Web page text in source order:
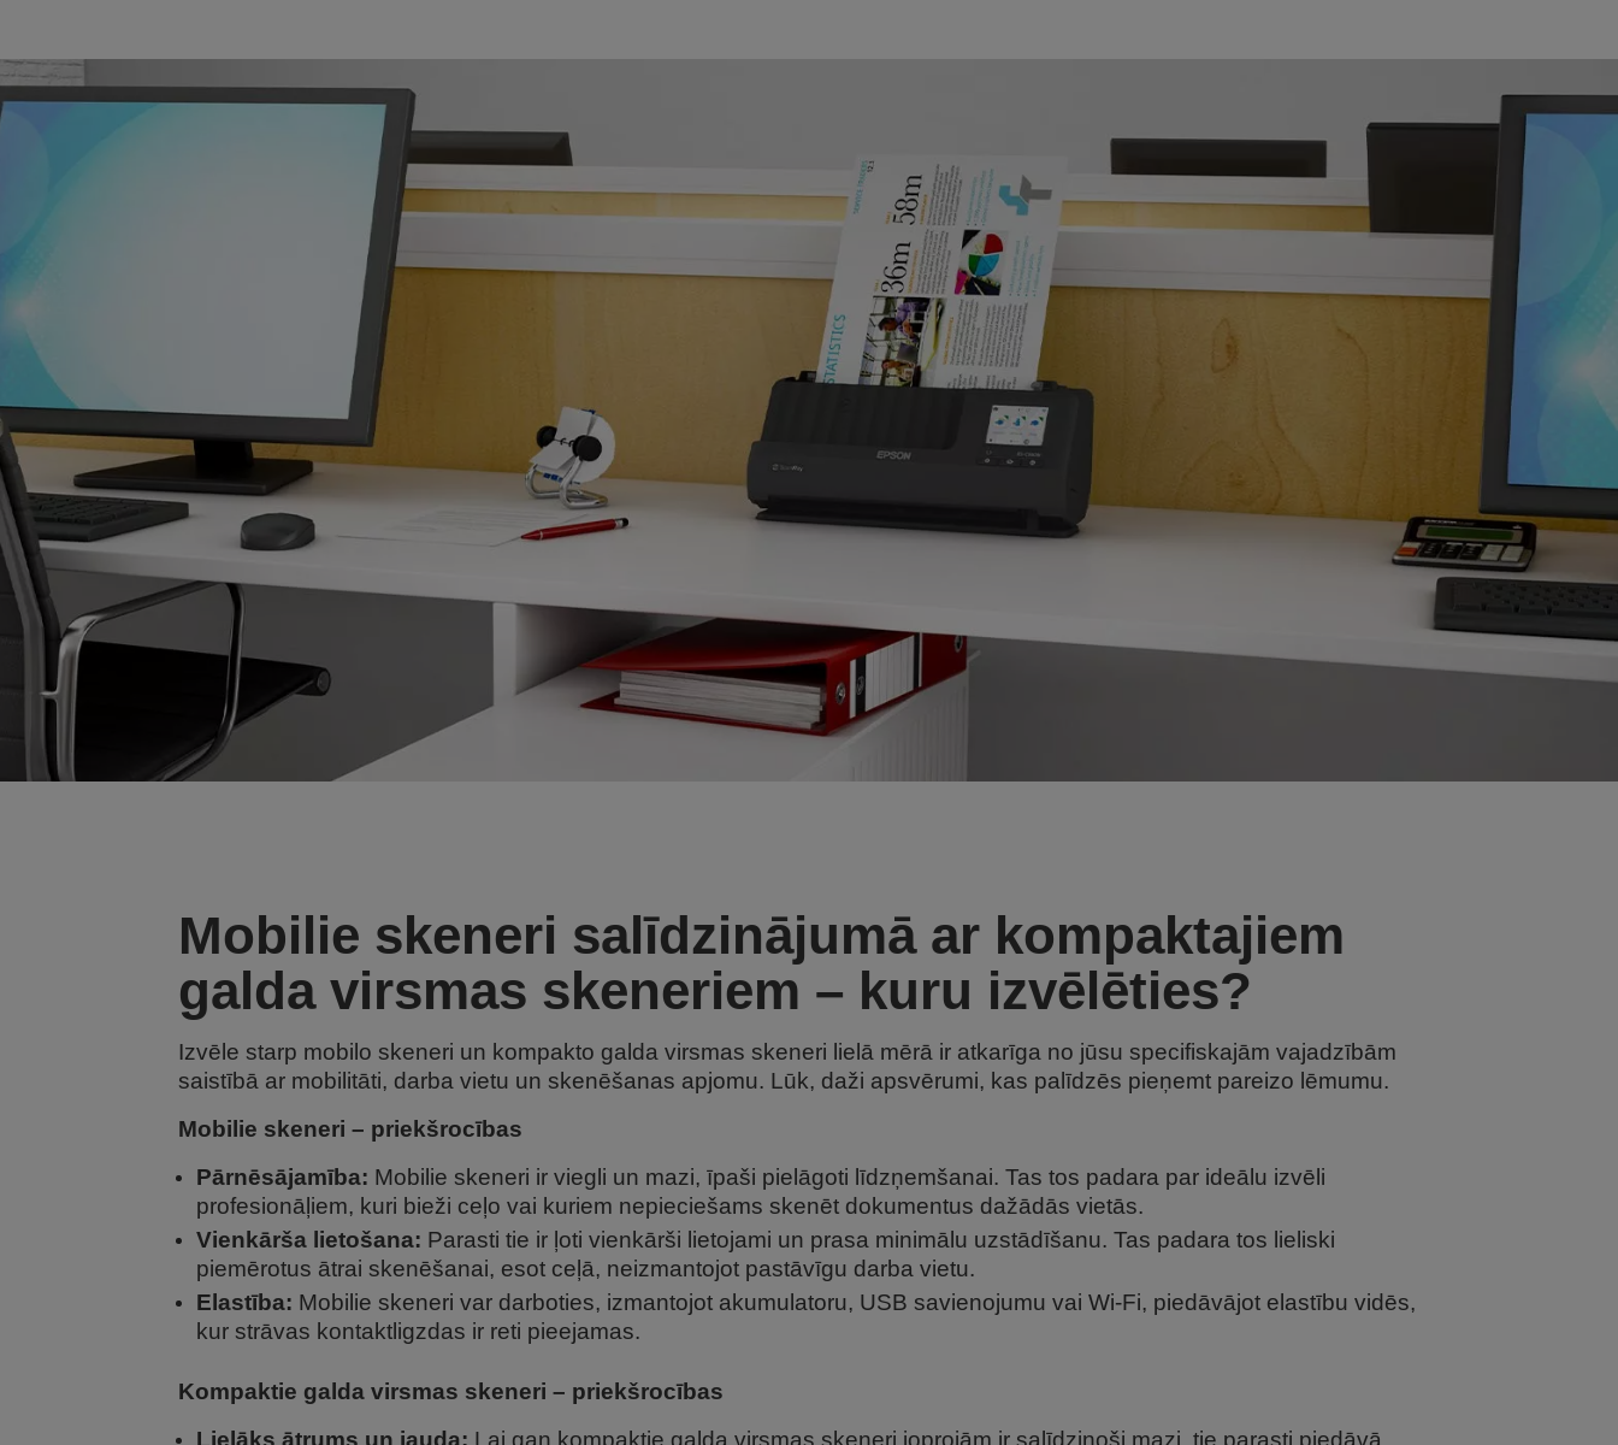
Mobilie skeneri salīdzinājumā ar kompaktajiem
galda virsmas skeneriem – kuru izvēlēties?
Izvēle starp mobilo skeneri un kompakto galda virsmas skeneri lielā mērā ir atkarīga no jūsu specifiskajām vajadzībām
saistībā ar mobilitāti, darba vietu un skenēšanas apjomu. Lūk, daži apsvērumi, kas palīdzēs pieņemt pareizo lēmumu.
Mobilie skeneri – priekšrocības
Pārnēsājamība: Mobilie skeneri ir viegli un mazi, īpaši pielāgoti līdzņemšanai. Tas tos padara par ideālu izvēli
profesionāļiem, kuri bieži ceļo vai kuriem nepieciešams skenēt dokumentus dažādās vietās.
Vienkārša lietošana: Parasti tie ir ļoti vienkārši lietojami un prasa minimālu uzstādīšanu. Tas padara tos lieliski
piemērotus ātrai skenēšanai, esot ceļā, neizmantojot pastāvīgu darba vietu.
Elastība: Mobilie skeneri var darboties, izmantojot akumulatoru, USB savienojumu vai Wi-Fi, piedāvājot elastību vidēs,
kur strāvas kontaktligzdas ir reti pieejamas.
Kompaktie galda virsmas skeneri – priekšrocības
Lielāks ātrums un jauda: Lai gan kompaktie galda virsmas skeneri joprojām ir salīdzinoši mazi, tie parasti piedāvā